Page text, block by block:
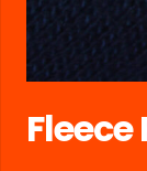
Fleece